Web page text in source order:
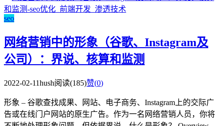
seo
网络营销中的形象（谷歌、Instagram及
公司）：界说、核算和监测
2022-02-11hush阅读(185)赞(0)
形象 – 谷歌查找成果、网站、电子商务、Instagram上的交际广
告或在线门户网站的原生广告。作为一名网络营销人员，你将